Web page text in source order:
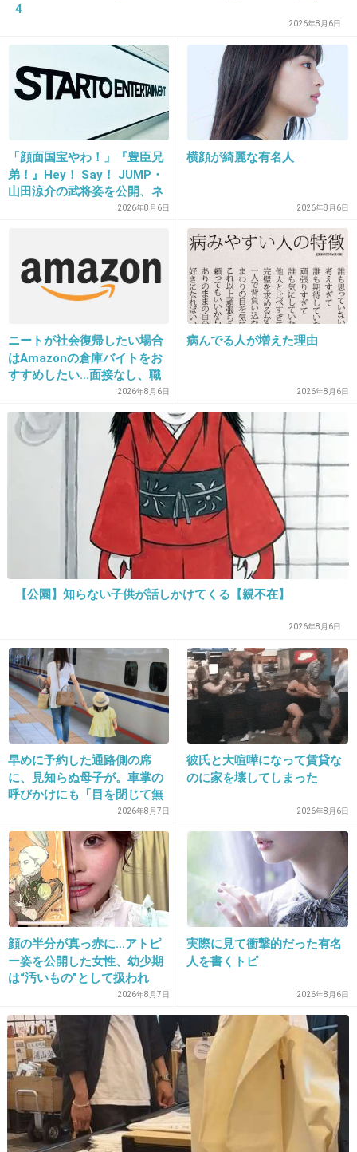
変態っぽい顔してんな！
-26
2014/06/03(火) 17:03:11
宮崎勤を思い出してしまった
親もアホだ
死刑しかないわ
26. 匿名 2014/06/03(火) 17:03:22
捕まってよかった。
覚えてないじゃなくて、きちんと話してほし
人殺して覚えてないってことはない。
+456
捕まって良かった！
未来ある女の子が…。犯人が死ねば良かったの
に
-6
28. 匿名2014/06/03(火) 17:03:37
犯人の母親も捕まってるなんてどうしようもな
いな
亡くなった女の子が天国で幸せに暮らせますよ
うに
+537 -3
2014/06/03(火) 17:03:43
男のパソコンからは有希ちゃんの写真も見つか
ったとか、本当にクズ過ぎる！！！
栃木の小１女児殺害事件、逮捕の３０代の
男、容疑認める パソコンに幼女の画像も
- MSN産経ニュース
sankei.jp.msn.com
4
2026年8月6日
「顔面国宝やわ！」『豊臣兄
弟！』Hey！ Say！ JUMP・
山田涼介の武将姿を公開、ネ
ット歓喜「ビジュ良すぎん」
2026年8月6日
横顔が綺麗な有名人
2026年8月6日
ニートが社会復帰したい場合
はAmazonの倉庫バイトをお
すすめしたい…面接なし、職
場は綺麗、ドリンクバー無料
→賛否両論、場所によって全
然違う「コンビニバイトの方
がマシ」との声も
2026年8月6日
病んでる人が増えた理由
2026年8月6日
【公園】知らない子供が話しかけてくる【親不在】
2026年8月6日
早めに予約した通路側の席
に、見知らぬ母子が。車掌の
呼びかけにも「目を閉じて無
視」して居座られました。無
理やり奪われた席は、結
局“やったもん勝ち”になって
しまうのでしょうか？
2026年8月7日
彼氏と大喧嘩になって賃貸な
のに家を壊してしまった
2026年8月6日
顔の半分が真っ赤に…アトピ
ー姿を公開した女性、幼少期
は“汚いもの”として扱われ
「人に触れる行為に罪悪感を
持っていた」
2026年8月7日
実際に見て衝撃的だった有名
人を書くトピ
2026年8月6日